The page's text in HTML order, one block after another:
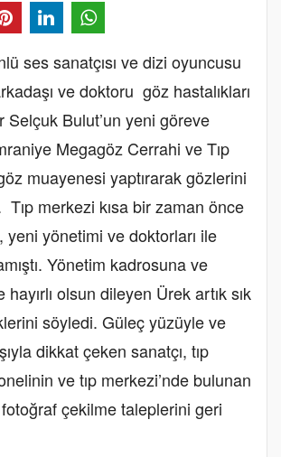
ve dizi oyuncusu
ve doktoru göz hastalıkları
Selçuk Bulut’un yeni göreve
Megagöz Cerrahi ve Tıp
muayenesi yaptırarak gözlerini
merkezi kısa bir zaman önce
yeni yönetimi ve doktorları ile
Yönetim kadrosuna ve
olsun dileyen Ürek artık sık
söyledi. Güleç yüzüyle ve
dikkat çeken sanatçı, tıp
ve tıp merkezi’nde bulunan
fotoğraf çekilme taleplerini geri